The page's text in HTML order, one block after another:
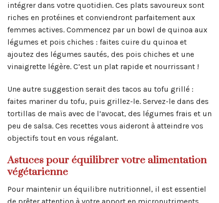
intégrer dans votre quotidien. Ces plats savoureux sont
riches en protéines et conviendront parfaitement aux
femmes actives. Commencez par un bowl de quinoa aux
légumes et pois chiches : faites cuire du quinoa et
ajoutez des légumes sautés, des pois chiches et une
vinaigrette légère. C’est un plat rapide et nourrissant !
Une autre suggestion serait des tacos au tofu grillé :
faites mariner du tofu, puis grillez-le. Servez-le dans des
tortillas de maïs avec de l’avocat, des légumes frais et un
peu de salsa. Ces recettes vous aideront à atteindre vos
objectifs tout en vous régalant.
Astuces pour équilibrer votre alimentation
végétarienne
Pour maintenir un équilibre nutritionnel, il est essentiel
de prêter attention à votre apport en micronutriments,